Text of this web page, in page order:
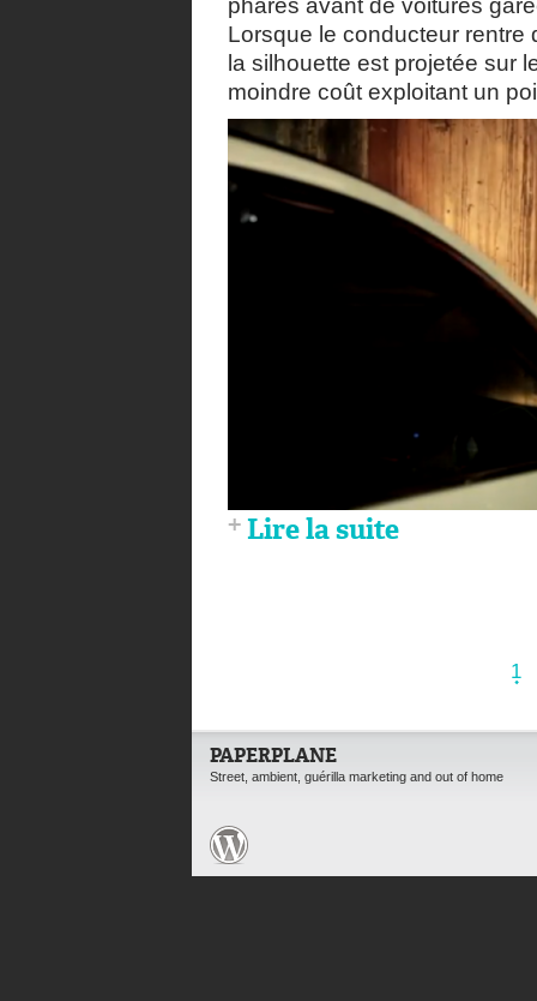
phares avant de voitures
Lorsque le conducteur
la silhouette est projetée sur
moindre coût exploitant un
Lire la suite
1
PAPERPLANE
Street, ambient, guérilla marketing and out of home